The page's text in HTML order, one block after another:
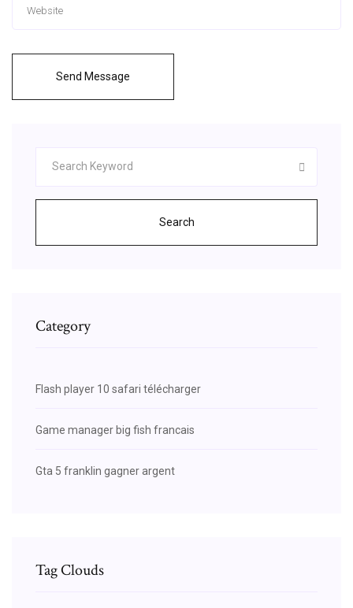
Send Message
Search
Category
Flash player 10 safari télécharger
Game manager big fish francais
Gta 5 franklin gagner argent
Tag Clouds